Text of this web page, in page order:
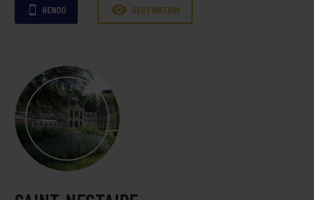
 HENOO  DESTINATION